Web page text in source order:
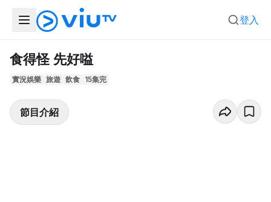
登入
食得怪 先好嗌
實況娛樂 旅遊 飲食 15集完
節目介紹